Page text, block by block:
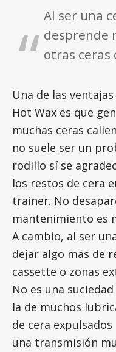
Al ser una
desprende
otras ceras
Una de las
Hot Wax es que
muchas ceras
no suele ser un
rodillo sí se
los restos de cera
trainer. No
mantenimiento es
A cambio, al ser
dejar algo más de
cassette o zonas
No es una
la de muchos
de cera
una transmisión